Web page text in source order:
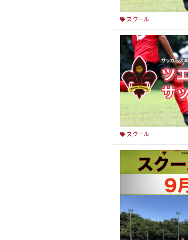
スクール
スクール